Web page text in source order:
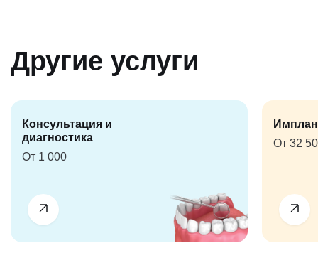
Другие услуги
Консультация и
диагностика
От 1 000
От 32